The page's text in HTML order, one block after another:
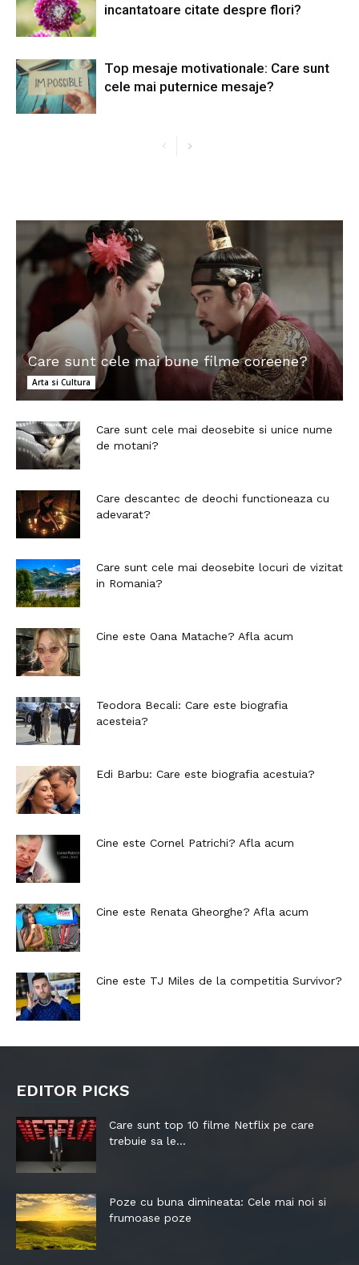
incantatoare citate despre flori?
Top mesaje motivationale: Care sunt
cele mai puternice mesaje?
Care sunt cele mai bune filme coreene?
Arta si Cultura
Care sunt cele mai deosebite si unice nume
de motani?
Care descantec de deochi functioneaza cu
adevarat?
Care sunt cele mai deosebite locuri de vizitat
in Romania?
Cine este Oana Matache? Afla acum
Teodora Becali: Care este biografia
acesteia?
Edi Barbu: Care este biografia acestuia?
Cine este Cornel Patrichi? Afla acum
Cine este Renata Gheorghe? Afla acum
Cine este TJ Miles de la competitia Survivor?
EDITOR PICKS
Care sunt top 10 filme Netflix pe care
trebuie sa le...
Poze cu buna dimineata: Cele mai noi si
frumoase poze